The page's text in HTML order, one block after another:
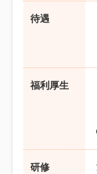
待遇
福利厚生
研修